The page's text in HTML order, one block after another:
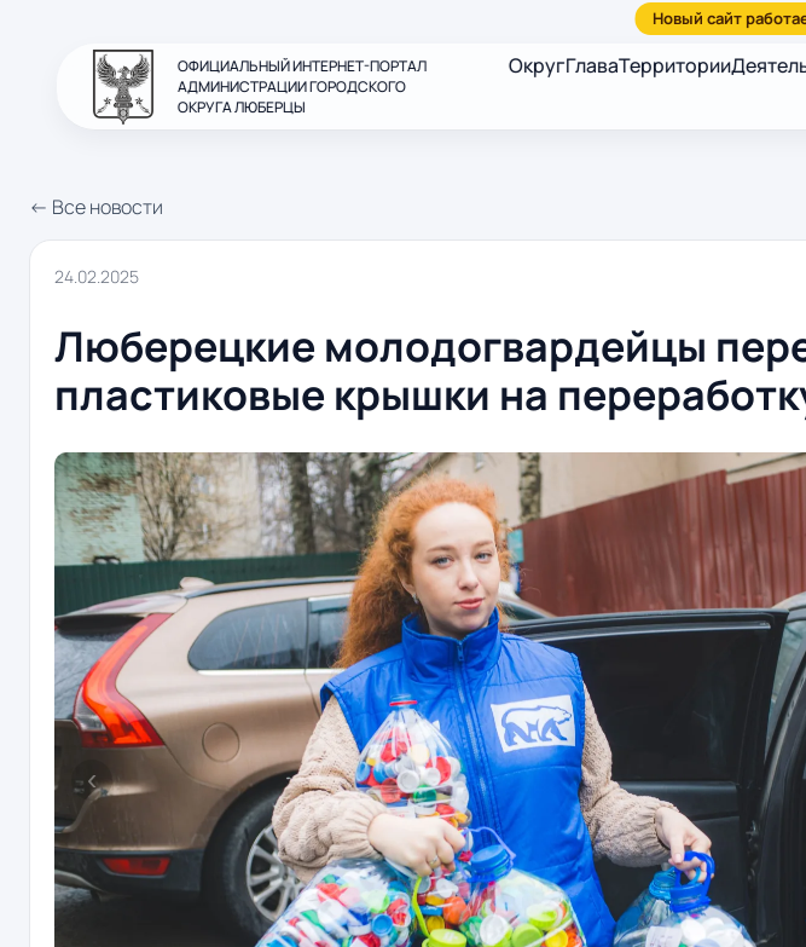
ОФИЦИАЛЬНЫЙ ИНТЕРНЕТ-ПОРТАЛ
АДМИНИСТРАЦИИ ГОРОДСКОГО
ОКРУГА ЛЮБЕРЦЫ
ОкругГлаваТерритории
← Все новости
24.02.2025
Люберецкие молодогвардейцы
пластиковые крышки на